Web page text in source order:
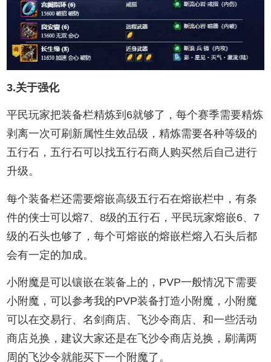
3.关于强化
平民玩家把装备栏精炼到6就够了，每个赛季需要精炼
剥离一次可刷新属性生效品级，精炼需要各种等级的
五行石，五行石可以找五行石商人购买然后自己进行
升级。
每个装备栏还需要熔嵌高级五行石在熔嵌栏中，有条
件的侠士可以熔7、8级的五行石，平民玩家熔嵌6、7
级的石头也够了，每个可熔嵌的熔嵌栏熔入石头后都
会有一定的加成。
小附魔是可以镶嵌在装备上的，PVP一般情况下需要
小附魔，可以参考我的PVP装备打造小附魔，小附魔
可以在交易行、名剑商店、飞沙令商店、和一些活动
商店兑换，建议大家还是在飞沙令商店兑换，刷满两
周的飞沙令就能买下一个附魔了。